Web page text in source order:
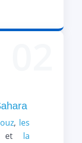
, les
et la